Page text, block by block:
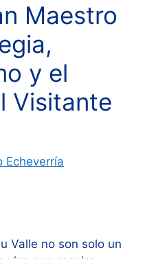
Maestro
y el
Visitante
Echeverría
Valle no son solo un